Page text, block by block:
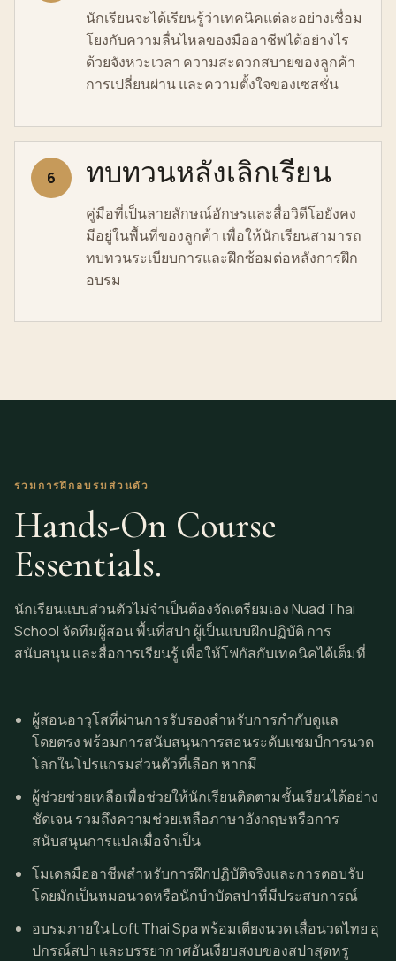
นักเรียนจะได้เรียนรู้ว่าเทคนิคแต่ละอย่างเชื่อม
โยงกับความลื่นไหลของมืออาชีพได้อย่างไร
ด้วยจังหวะเวลา ความสะดวกสบายของลูกค้า
การเปลี่ยนผ่าน และความตั้งใจของเซสชั่น
6 ทบทวนหลังเลิกเรียน
คู่มือที่เป็นลายลักษณ์อักษรและสื่อวิดีโอยังคง
มีอยู่ในพื้นที่ของลูกค้า เพื่อให้นักเรียนสามารถ
ทบทวนระเบียบการและฝึกซ้อมต่อหลังการฝึก
อบรม
รวมการฝึกอบรมส่วนตัว
Hands-On Course
Essentials.
นักเรียนแบบส่วนตัวไม่จำเป็นต้องจัดเตรียมเอง Nuad Thai
School จัดทีมผู้สอน พื้นที่สปา ผู้เป็นแบบฝึกปฏิบัติ การ
สนับสนุน และสื่อการเรียนรู้ เพื่อให้โฟกัสกับเทคนิคได้เต็มที่
ผู้สอนอาวุโสที่ผ่านการรับรองสำหรับการกำกับดูแล
โดยตรง พร้อมการสนับสนุนการสอนระดับแชมป์การนวด
โลกในโปรแกรมส่วนตัวที่เลือก หากมี
ผู้ช่วยช่วยเหลือเพื่อช่วยให้นักเรียนติดตามชั้นเรียนได้อย่าง
ชัดเจน รวมถึงความช่วยเหลือภาษาอังกฤษหรือการ
สนับสนุนการแปลเมื่อจำเป็น
โมเดลมืออาชีพสำหรับการฝึกปฏิบัติจริงและการตอบรับ
โดยมักเป็นหมอนวดหรือนักบำบัดสปาที่มีประสบการณ์
อบรมภายใน Loft Thai Spa พร้อมเตียงนวด เสื่อนวดไทย อุ
ปกรณ์สปา และบรรยากาศอันเงียบสงบของสปาสุดหรู